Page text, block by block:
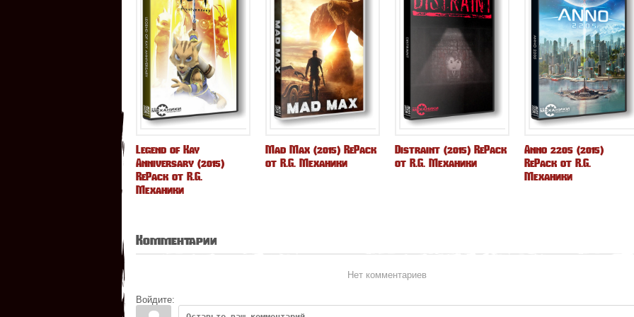
Legend of Kay
Anniversary (2015)
RePack от R.G.
Механики
Mad Max (2015) RePack
от R.G. Механики
Distraint (2015) RePack
от R.G. Механики
Anno 2205 (2015)
RePack от R.G.
Механики
Комментарии
Нет комментариев
Войдите: